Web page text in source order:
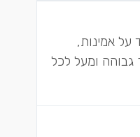
מקפיד על אמינות,
גבוהה ומעל לכל